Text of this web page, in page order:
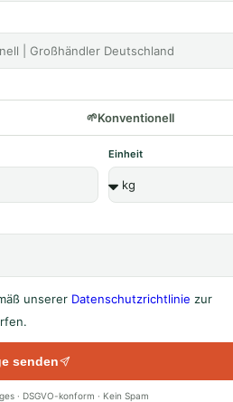
Konventionell
Einheit
unserer Datenschutzrichtlinie zur
senden
· DSGVO-konform · Kein Spam